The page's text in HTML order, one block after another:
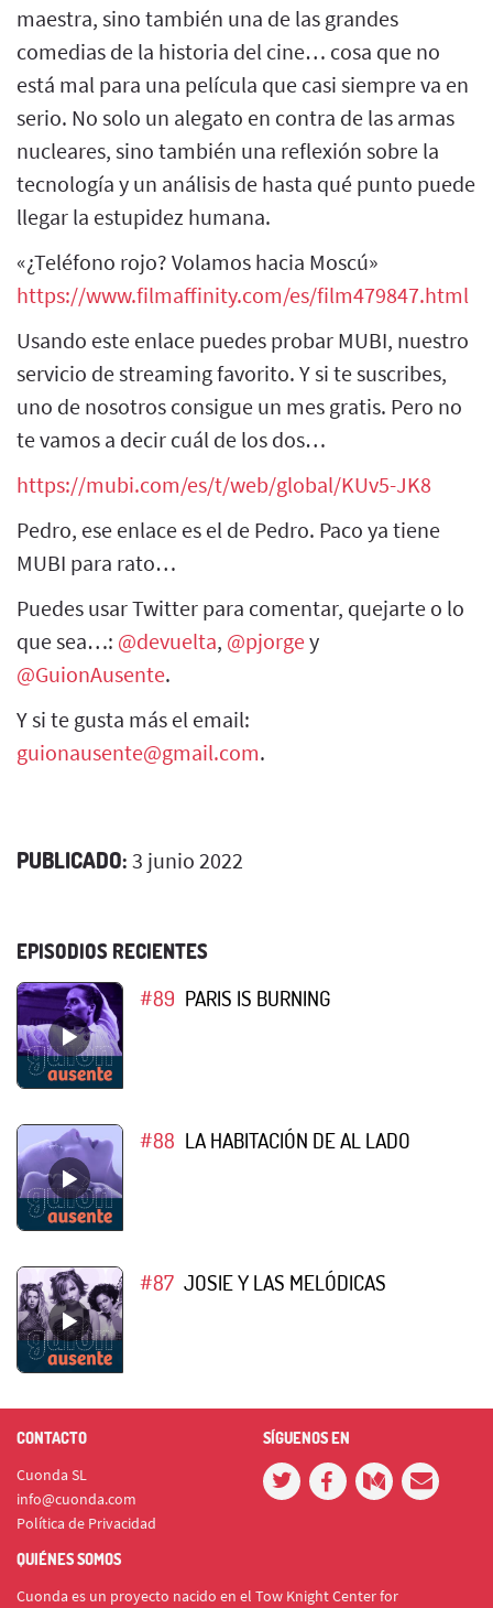
maestra, sino también una de las grandes
comedias de la historia del cine… cosa que no
está mal para una película que casi siempre va en
serio. No solo un alegato en contra de las armas
nucleares, sino también una reflexión sobre la
tecnología y un análisis de hasta qué punto puede
llegar la estupidez humana.
«¿Teléfono rojo? Volamos hacia Moscú»
https://www.filmaffinity.com/es/film479847.html
Usando este enlace puedes probar MUBI, nuestro
servicio de streaming favorito. Y si te suscribes,
uno de nosotros consigue un mes gratis. Pero no
te vamos a decir cuál de los dos…
https://mubi.com/es/t/web/global/KUv5-JK8
Pedro, ese enlace es el de Pedro. Paco ya tiene
MUBI para rato…
Puedes usar Twitter para comentar, quejarte o lo
que sea…: @devuelta, @pjorgey
@GuionAusente.
Y si te gusta más el email:
guionausente@gmail.com.
PUBLICADO: 3 junio 2022
EPISODIOS RECIENTES
#89 PARIS IS BURNING
#88 LA HABITACIÓN DE AL LADO
#87 JOSIE Y LAS MELÓDICAS
CONTACTO
Cuonda SL
info@cuonda.com
Política de Privacidad
SÍGUENOS EN
QUIÉNES SOMOS
Cuonda es un proyecto nacido en el Tow Knight Center for